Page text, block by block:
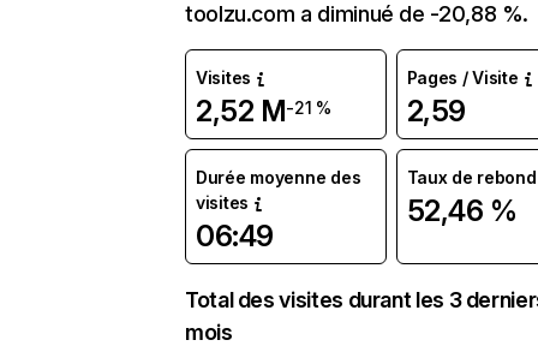
toolzu.com a diminué de -20,88 %.
Visites
2,52 M-21 %
Pages / Visite
2,59
Durée moyenne des
visites
06:49
Taux de rebond
52,46 %
Total des visites durant les 3
mois